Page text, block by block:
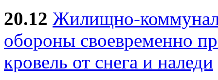
20.12 Жилищно-
обороны своевременно
кровель от снега и наледи